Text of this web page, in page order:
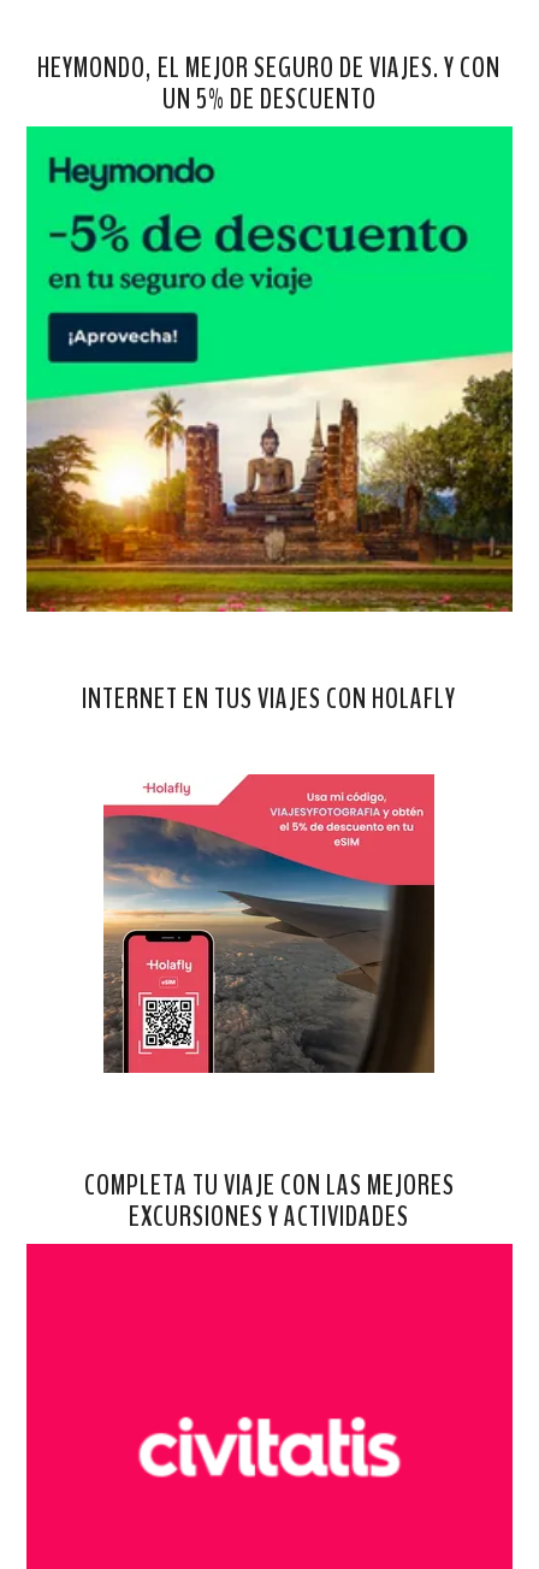
HEYMONDO, EL MEJOR SEGURO DE VIAJES. Y CON
UN 5% DE DESCUENTO
INTERNET EN TUS VIAJES CON HOLAFLY
COMPLETA TU VIAJE CON LAS MEJORES
EXCURSIONES Y ACTIVIDADES